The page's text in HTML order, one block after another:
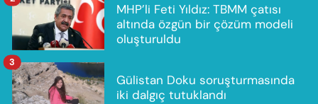
MHP’li Feti Yıldız: TBMM çatısı
altında özgün bir çözüm modeli
oluşturuldu
Gülistan Doku soruşturmasında
iki dalgıç tutuklandı
3